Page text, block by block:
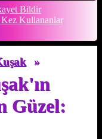
Bildir
Kullananlar
»
Güzel: